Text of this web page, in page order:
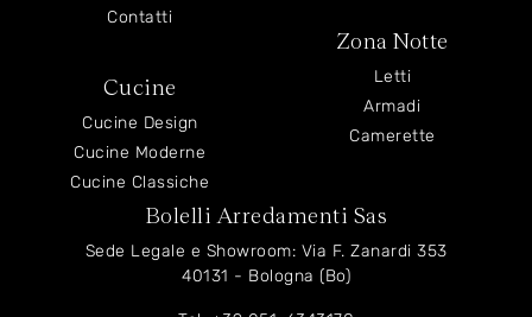
Contatti
Cucine
Cucine Design
Cucine Moderne
Cucine Classiche
Zona Notte
Letti
Armadi
Camerette
Bolelli Arredamenti Sas
Sede Legale e Showroom: Via F. Zanardi 353
40131 - Bologna (Bo)